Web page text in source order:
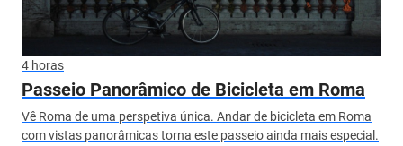
4 horas
Passeio Panorâmico de Bicicleta em Roma
Vê Roma de uma perspetiva única. Andar de bicicleta em Roma
com vistas panorâmicas torna este passeio ainda mais especial.